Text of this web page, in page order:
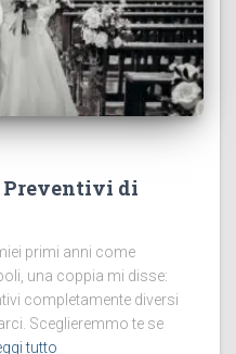
Preventivi di
primi anni come
una coppia mi disse:
completamente diversi
Sceglieremmo te se
tutto